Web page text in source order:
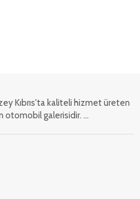
Kıbrıs'ta kaliteli hizmet üreten
otomobil galerisidir. ...